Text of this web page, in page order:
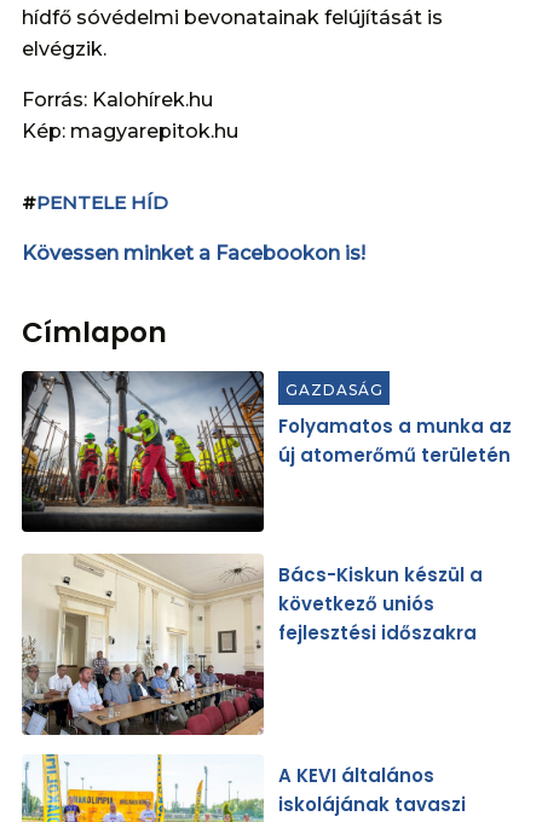
hídfő sóvédelmi bevonatainak felújítását is
elvégzik.
Forrás: Kalohírek.hu
Kép: magyarepitok.hu
#PENTELE HÍD
Kövessen minket a Facebookon is!
Címlapon
GAZDASÁG
Folyamatos a munka az
új atomerőmű területén
Bács-Kiskun készül a
következő uniós
fejlesztési időszakra
A KEVI általános
iskolájának tavaszi